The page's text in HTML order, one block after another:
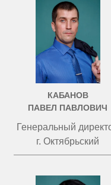
КАБАНОВ
ПАВЕЛ ПАВЛОВИЧ
Генеральный
г. Октябрьский